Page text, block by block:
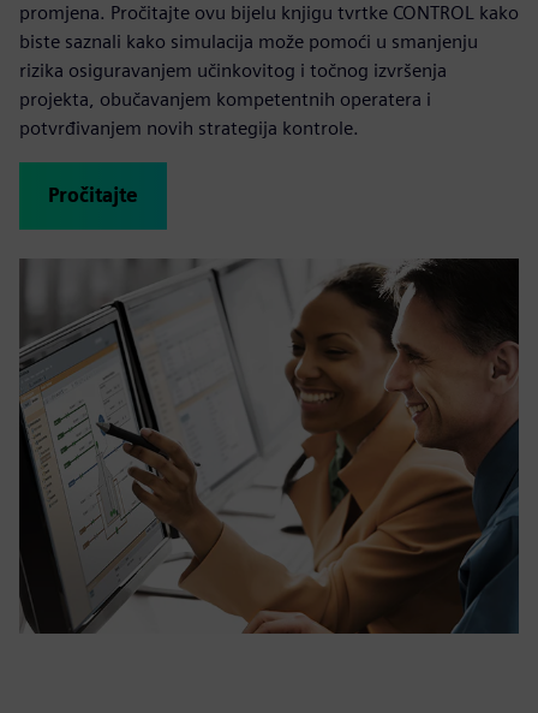
promjena. Pročitajte ovu bijelu knjigu tvrtke CONTROL kako
biste saznali kako simulacija može pomoći u smanjenju
rizika osiguravanjem učinkovitog i točnog izvršenja
projekta, obučavanjem kompetentnih operatera i
potvrđivanjem novih strategija kontrole.
Pročitajte